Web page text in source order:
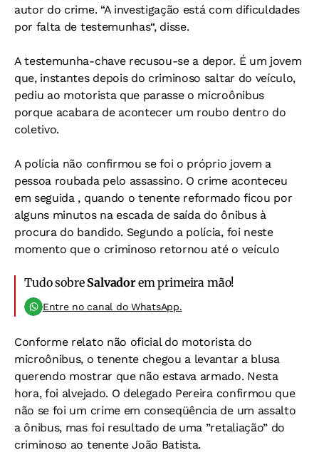
autor do crime. “A investigação está com dificuldades
por falta de testemunhas“, disse.
A testemunha-chave recusou-se a depor. É um jovem
que, instantes depois do criminoso saltar do veículo,
pediu ao motorista que parasse o microônibus
porque acabara de acontecer um roubo dentro do
coletivo.
A polícia não confirmou se foi o próprio jovem a
pessoa roubada pelo assassino. O crime aconteceu
em seguida , quando o tenente reformado ficou por
alguns minutos na escada de saída do ônibus à
procura do bandido. Segundo a polícia, foi neste
momento que o criminoso retornou até o veículo
Tudo sobre Salvadorem primeira mão!
Entre no canal do WhatsApp.
Conforme relato não oficial do motorista do
microônibus, o tenente chegou a levantar a blusa
querendo mostrar que não estava armado. Nesta
hora, foi alvejado. O delegado Pereira confirmou que
não se foi um crime em conseqüência de um assalto
a ônibus, mas foi resultado de uma ”retaliação” do
criminoso ao tenente João Batista.